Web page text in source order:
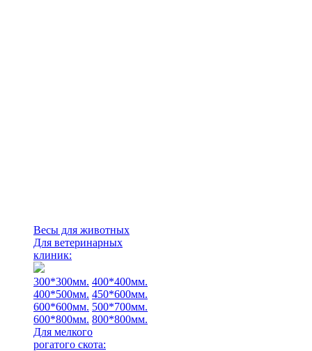
Весы для животных
Для ветеринарных
клиник:
300*300мм. 400*400мм.
400*500мм. 450*600мм.
600*600мм. 500*700мм.
600*800мм. 800*800мм.
Для мелкого
рогатого скота: